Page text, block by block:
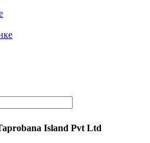
Island Pvt Ltd